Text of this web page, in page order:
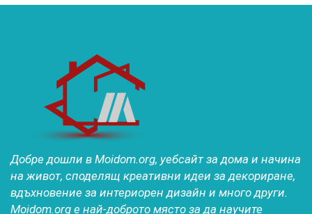
Добре дошли в Moidom.org, уебсайт за дома и начина
на живот, споделящ креативни идеи за декориране,
вдъхновение за интериорен дизайн и много други.
Moidom.org е най-доброто място за да научите